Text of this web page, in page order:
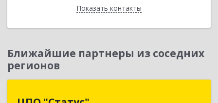
Показать контакты
Назад
Ближайшие партнеры из соседних
регионов